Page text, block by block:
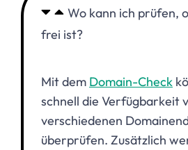
Wo kann ich prüfen,
frei ist?
Mit dem Domain-Check
schnell die Verfügbarkeit
verschiedenen
überprüfen. Zusätzlich